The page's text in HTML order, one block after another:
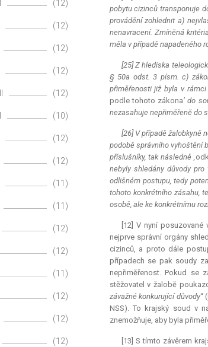
pobytu cizinců transponuje
provádění zohlednit a)
nenavracení. Zmíněná
měla v případě napadeného
[25] Z hlediska
§ 50a odst. 3 písm. c)
přiměřenosti již byla v
podle tohoto zákona’ do
nezasahuje nepřiměřeně do
[26] V případě žalobkyně
podobě správního vyhoštění
příslušníky, tak následně ‚
nebyly shledány důvody
odlišném postupu, tedy
tohoto konkrétního zásahu,
osobě, ale ke konkrétnímu
[12] V nyní
nejprve správní orgány
cizinců, a proto dále
případech se pak soudy
nepřiměřenost. Pokud se
stěžovatel v žalobě
závažné konkurující důvody“
NSS). To krajský soud v
znemožňuje, aby byla
[13] S tímto závěrem
(12)
(12)
(12)
(12)
(12)
(10)
(12)
(12)
(11)
(11)
(12)
(12)
(11)
(12)
(12)
(12)